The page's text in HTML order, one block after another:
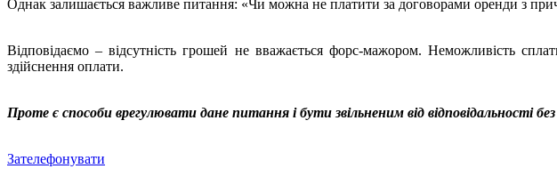
Однак залишається важливе питання: «Чи можна не платити за договорами оренди з
Відповідаємо – відсутність грошей не вважається форс-мажором. Неможливість
здійснення оплати.
Проте є способи врегулювати дане питання і бути звільненим від відповідальності
Зателефонувати